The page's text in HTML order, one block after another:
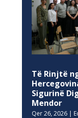
Të Rinjtë
Sigurinë
Mendor
Qer 26, 2026|